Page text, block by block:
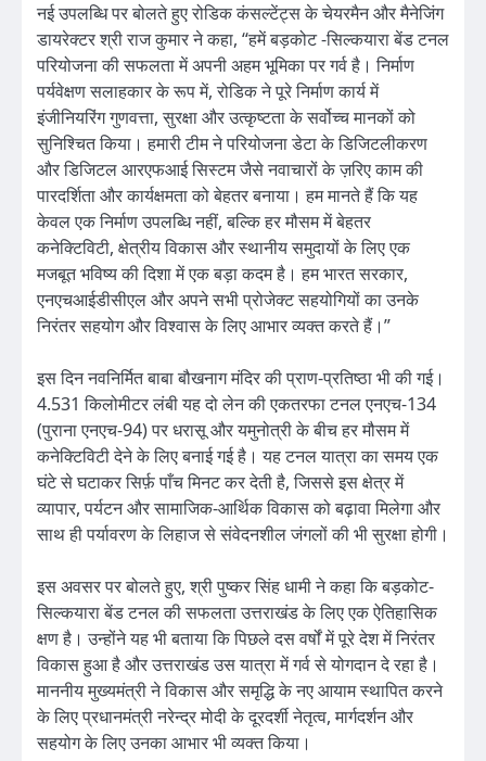
नई उपलब्धि पर बोलते हुए रोडिक कंसल्टेंट्स के चेयरमैन और मैनेजिंग
डायरेक्टर श्री राज कुमार ने कहा, “हमें बड़कोट -सिल्कयारा बेंड टनल
परियोजना की सफलता में अपनी अहम भूमिका पर गर्व है। निर्माण
पर्यवेक्षण सलाहकार के रूप में, रोडिक ने पूरे निर्माण कार्य में
इंजीनियरिंग गुणवत्ता, सुरक्षा और उत्कृष्टता के सर्वोच्च मानकों को
सुनिश्चित किया। हमारी टीम ने परियोजना डेटा के डिजिटलीकरण
और डिजिटल आरएफआई सिस्टम जैसे नवाचारों के ज़रिए काम की
पारदर्शिता और कार्यक्षमता को बेहतर बनाया। हम मानते हैं कि यह
केवल एक निर्माण उपलब्धि नहीं, बल्कि हर मौसम में बेहतर
कनेक्टिविटी, क्षेत्रीय विकास और स्थानीय समुदायों के लिए एक
मजबूत भविष्य की दिशा में एक बड़ा कदम है। हम भारत सरकार,
एनएचआईडीसीएल और अपने सभी प्रोजेक्ट सहयोगियों का उनके
निरंतर सहयोग और विश्वास के लिए आभार व्यक्त करते हैं।”
इस दिन नवनिर्मित बाबा बौखनाग मंदिर की प्राण-प्रतिष्ठा भी की गई।
4.531 किलोमीटर लंबी यह दो लेन की एकतरफा टनल एनएच-134
(पुराना एनएच-94) पर धरासू और यमुनोत्री के बीच हर मौसम में
कनेक्टिविटी देने के लिए बनाई गई है। यह टनल यात्रा का समय एक
घंटे से घटाकर सिर्फ़ पाँच मिनट कर देती है, जिससे इस क्षेत्र में
व्यापार, पर्यटन और सामाजिक-आर्थिक विकास को बढ़ावा मिलेगा और
साथ ही पर्यावरण के लिहाज से संवेदनशील जंगलों की भी सुरक्षा होगी।
इस अवसर पर बोलते हुए, श्री पुष्कर सिंह धामी ने कहा कि बड़कोट-
सिल्कयारा बेंड टनल की सफलता उत्तराखंड के लिए एक ऐतिहासिक
क्षण है। उन्होंने यह भी बताया कि पिछले दस वर्षों में पूरे देश में निरंतर
विकास हुआ है और उत्तराखंड उस यात्रा में गर्व से योगदान दे रहा है।
माननीय मुख्यमंत्री ने विकास और समृद्धि के नए आयाम स्थापित करने
के लिए प्रधानमंत्री नरेन्द्र मोदी के दूरदर्शी नेतृत्व, मार्गदर्शन और
सहयोग के लिए उनका आभार भी व्यक्त किया।